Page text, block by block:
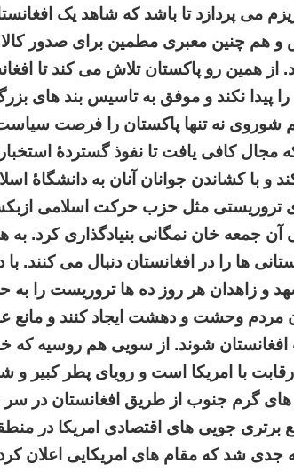
می پردازد تا باشد که شاهد یک
و هم چنین معبری مطمین برای صدور کالا
از همین رو پاکستان تلاش می کند تا
نکند و موفق به تاسیس بند های
شوروی نه تنها پاکستان را فرصت
مجال کافی یافت تا نفوذ گستردۀ
و با کشاندن جوانان آنان به دانشگاۀ
تروریستی مثل حزب حرکت اسلامی
جمعه خان نمگانی بنیادگذاری کرد. به
ها را در افغانستان دنبال می کنند. با
و زاهدان هر روز ده ها تروریست را به
مردم وحشت و دهشت ایجاد کنند و
شوند. از سویی هم روسیه که
با امریکا است و رویای پطر کبیر و
گرم جنوب از طریق افغانستان در سر
برتری جویی های اقتصادی امریکا در
جدی شد که مقام های امریکایی اعلان